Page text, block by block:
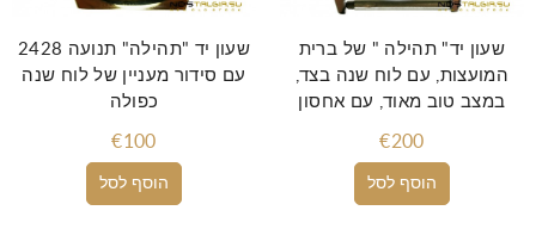
הוסף לסל
שעון יד "תהילה" תנועה 2428
עם סידור מעניין של לוח שנה
כפולה
€100
הוסף לסל
שעון יד" תהילה " של ברית
המועצות, עם לוח שנה בצד,
במצב טוב מאוד, עם אחסון
€200